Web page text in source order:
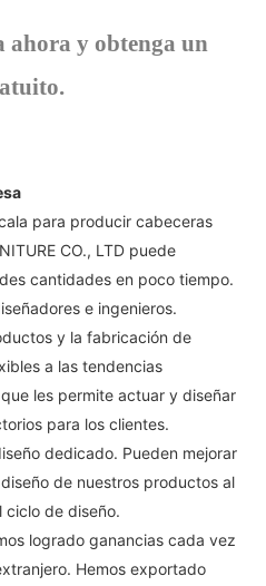
ahora y obtenga un
para producir cabeceras
CO., LTD puede
cantidades en poco tiempo.
e ingenieros.
y la fabricación de
a las tendencias
les permite actuar y diseñar
para los clientes.
dedicado. Pueden mejorar
de nuestros productos al
de diseño.
logrado ganancias cada vez
Hemos exportado